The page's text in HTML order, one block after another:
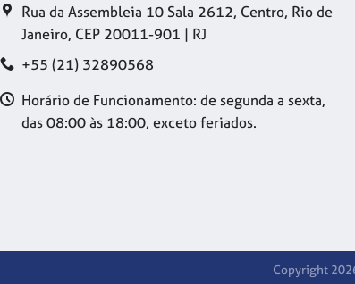
Rua da Assembleia 10 Sala 2612, Centro, Rio de
Janeiro, CEP 20011-901 | RJ
+55 (21) 32890568
Horário de Funcionamento: de segunda a sexta,
das 08:00 às 18:00, exceto feriados.
Copyright